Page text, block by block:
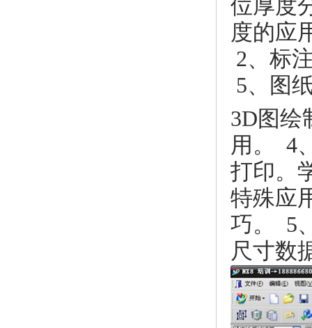
位厚度
度的应
2、标
5、图
3D图绘
用。 4
打印。
特殊应
巧。 5
尺寸数